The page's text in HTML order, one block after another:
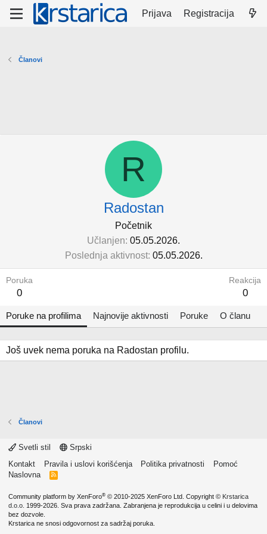
Prijava Registracija
Članovi
R
Radostan
Početnik
Učlanjen 05.05.2026.
Poslednja aktivnost 05.05.2026.
Poruka
0
Reakcija
0
Poruke na profilima Najnovije aktivnosti Poruke O članu
Još uvek nema poruka na Radostan profilu.
Članovi
Svetli stil
Srpski
Kontakt
Pravila i uslovi korišćenja Politika privatnosti
Pomoć
Naslovna
R
Community platform by XenForo® © 2010-2025 XenForo Ltd. Copyright © Krstarica
d.o.o. 1999-2026. Sva prava zadržana. Zabranjena je reprodukcija u celini i u delovima
bez dozvole.
Krstarica ne snosi odgovornost za sadržaj poruka.